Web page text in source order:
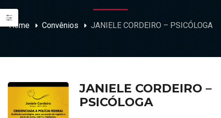
Home Convênios JANIELE CORDEIRO – PSICÓLOGA
JANIELE CORDEIRO –
PSICÓLOGA